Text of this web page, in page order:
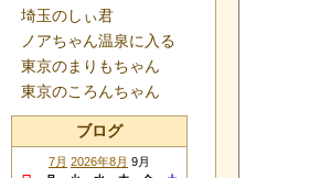
埼玉のしぃ君
ノアちゃん温泉に入る
東京のまりもちゃん
東京のころんちゃん
ブログ
7月 2026年8月 9月